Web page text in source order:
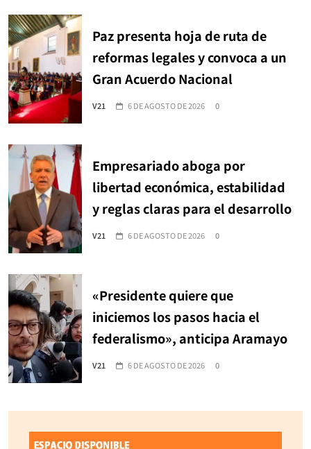
Paz presenta hoja de ruta de
reformas legales y convoca a un
Gran Acuerdo Nacional
V21 6 DE AGOSTO DE 2026 0
Empresariado aboga por
libertad económica, estabilidad
y reglas claras para el desarrollo
V21 6 DE AGOSTO DE 2026 0
«Presidente quiere que
iniciemos los pasos hacia el
federalismo», anticipa Aramayo
V21 6 DE AGOSTO DE 2026 0